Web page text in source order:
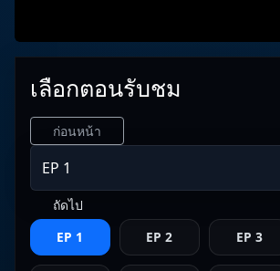
เลือกตอนรับชม
ก่อนหน้า
ถัดไป
EP 1
EP 2 EP 3